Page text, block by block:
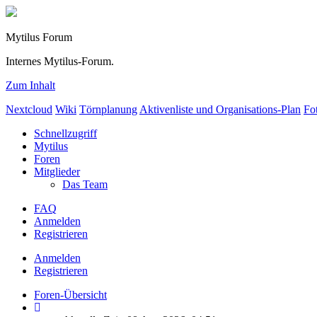
Mytilus Forum
Internes Mytilus-Forum.
Zum Inhalt
Nextcloud Wiki Törnplanung Aktivenliste und Organisations-Plan
Schnellzugriff
Mytilus
Foren
Mitglieder
Das Team
FAQ
Anmelden
Registrieren
Anmelden
Registrieren
Foren-Übersicht